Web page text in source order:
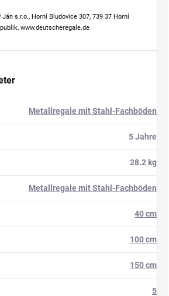
s.r.o., Horní Bludovice 307, 739 37 Horní
www.deutscheregale.de
Metallregale mit Stahl-Fachböden
5 Jahre
28.2 kg
Metallregale mit Stahl-Fachböden
40 cm
100 cm
150 cm
5